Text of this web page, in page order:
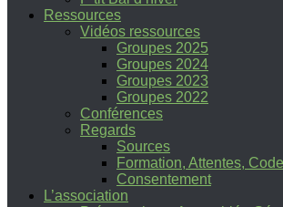
Ressources
Vidéos ressources
Groupes 2025
Groupes 2024
Groupes 2023
Groupes 2022
Conférences
Regards
Sources
Formation, Attentes,
Consentement
L’association